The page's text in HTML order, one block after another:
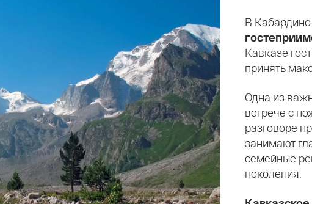
В
Кавказе
принять
Одна из
встрече с
разговоре
занимают
семейные
поколения.